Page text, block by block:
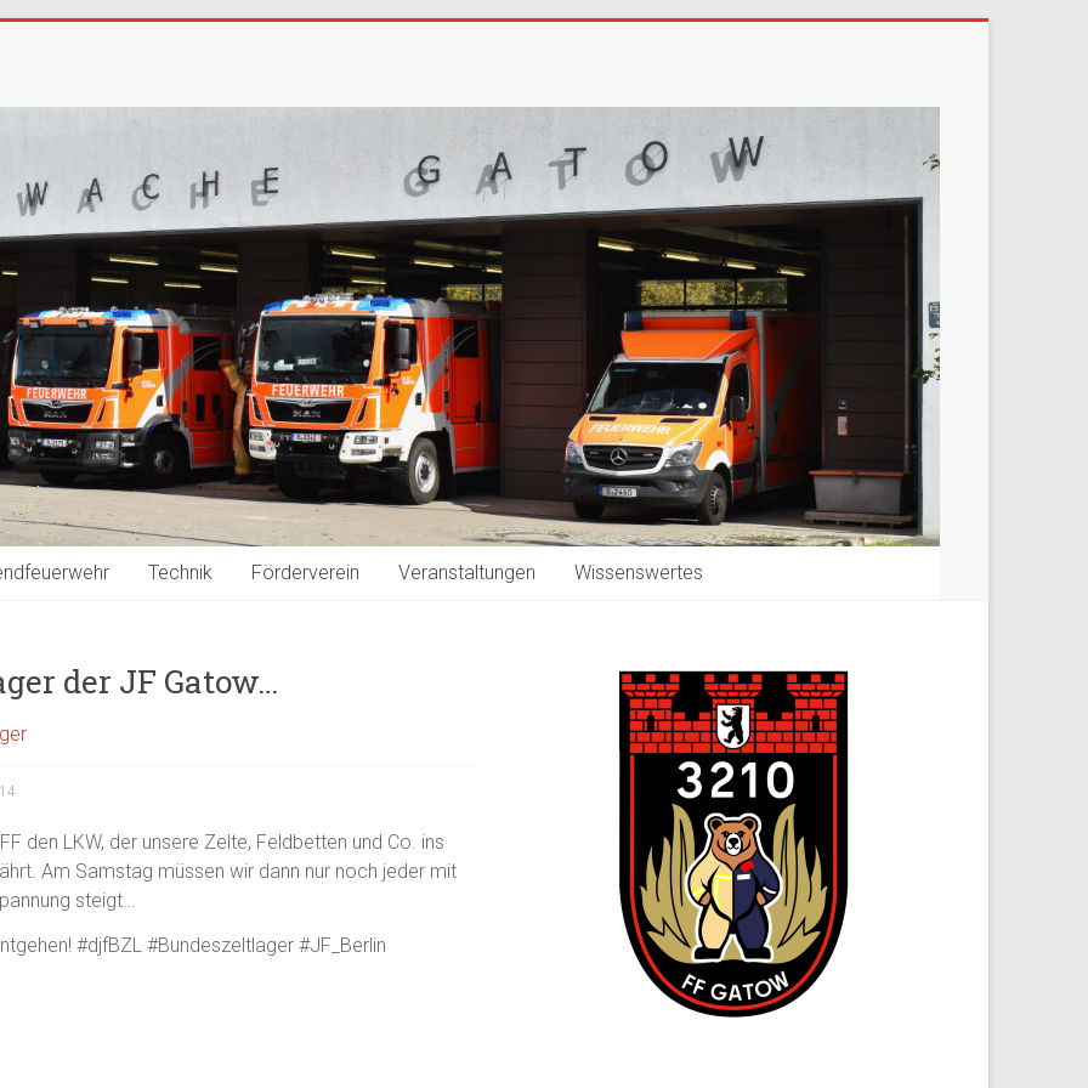
Technik Förderverein Veranstaltungen Wissenswertes
der JF Gatow…
den LKW, der unsere Zelte, Feldbetten und Co. ins
Am Samstag müssen wir dann nur noch jeder mit
steigt…
#djfBZL #Bundeszeltlager #JF_Berlin